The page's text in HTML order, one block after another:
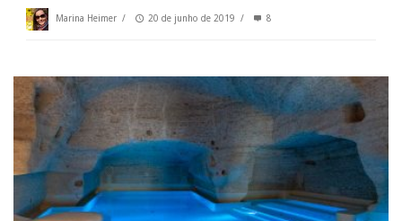
Marina Heimer / 20 de junho de 2019 / 8